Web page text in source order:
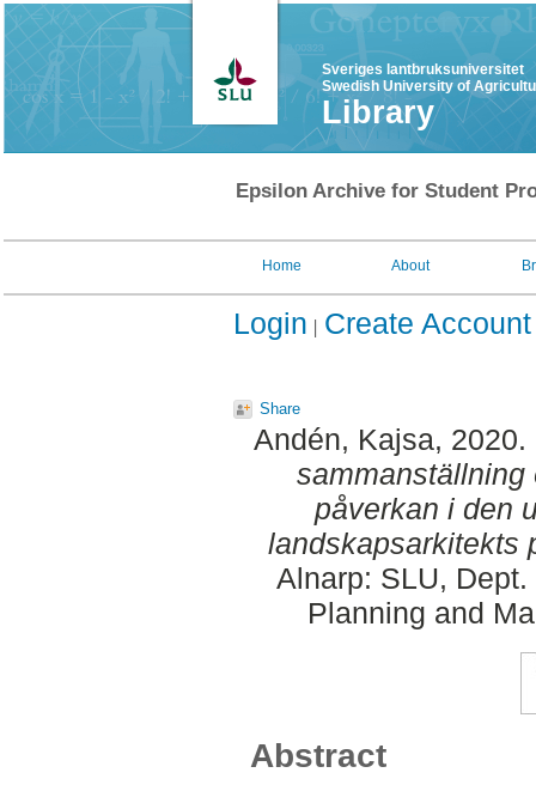
Sveriges lantbruksuniversitet
Swedish University of
Library
Epsilon Archive for Student
Home About
Login Create Account
Share
Andén, Kajsa, 2020.
påverkan i den
landskapsarkitekts
Alnarp: SLU,
Planning and
Abstract